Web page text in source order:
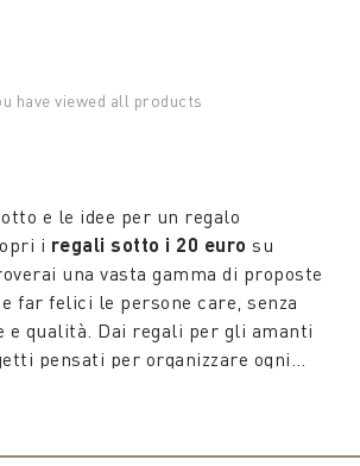
have viewed all products
e le idee per un regalo
i regali sotto i 20 euro su
una vasta gamma di proposte
far felici le persone care, senza
e qualità. Dai regali per gli amanti
pensati per organizzare ogni
troverai soluzioni adatte a ogni